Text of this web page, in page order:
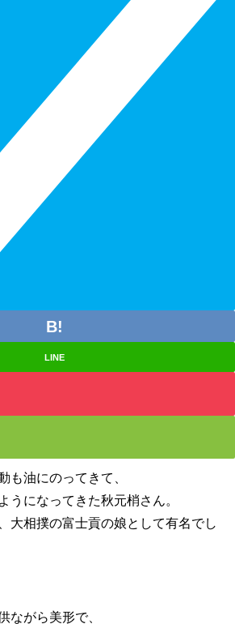
LINE
も油にのってきて、
うになってきた秋元梢さん。
大相撲の富士貢の娘として有名でし
ながら美形で、